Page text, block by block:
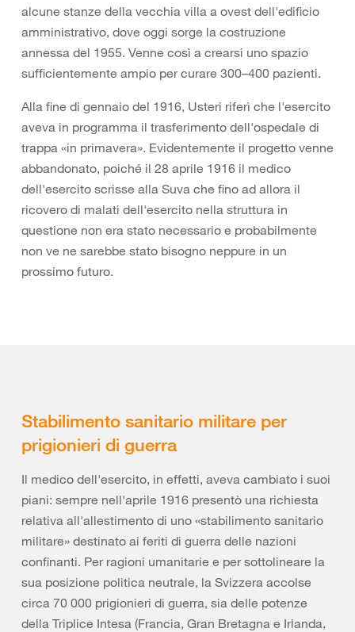
alcune stanze della vecchia villa a ovest dell'edificio
amministrativo, dove oggi sorge la costruzione
annessa del 1955. Venne così a crearsi uno spazio
sufficientemente ampio per curare 300–400 pazienti.
Alla fine di gennaio del 1916, Usteri riferì che l'esercito
aveva in programma il trasferimento dell'ospedale di
trappa «in primavera». Evidentemente il progetto venne
abbandonato, poiché il 28 aprile 1916 il medico
dell'esercito scrisse alla Suva che fino ad allora il
ricovero di malati dell'esercito nella struttura in
questione non era stato necessario e probabilmente
non ve ne sarebbe stato bisogno neppure in un
prossimo futuro.
Stabilimento sanitario militare per
prigionieri di guerra
Il medico dell'esercito, in effetti, aveva cambiato i suoi
piani: sempre nell'aprile 1916 presentò una richiesta
relativa all'allestimento di uno «stabilimento sanitario
militare» destinato ai feriti di guerra delle nazioni
confinanti. Per ragioni umanitarie e per sottolineare la
sua posizione politica neutrale, la Svizzera accolse
circa 70 000 prigionieri di guerra, sia delle potenze
della Triplice Intesa (Francia, Gran Bretagna e Irlanda,